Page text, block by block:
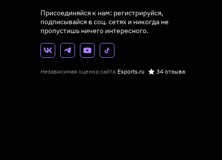
Присоединяйся к нам: регистрируйся,
подписывайся в соц. сетях и никогда не
пропустишь ничего интересного.
Независимая оценка сайта Esports.ru 34 отзыва